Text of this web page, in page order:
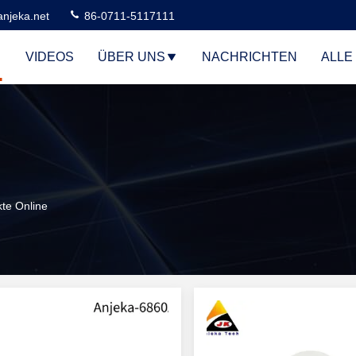
86-0711-5117111
VIDEOS ÜBER UNS NACHRICHTEN ALLE
Online